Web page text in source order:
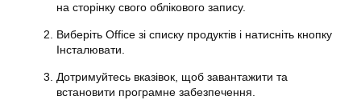
на сторінку свого облікового запису.
Виберіть Office зі списку продуктів і натисніть кнопку
Інсталювати.
Дотримуйтесь вказівок, щоб завантажити та
встановити програмне забезпечення.